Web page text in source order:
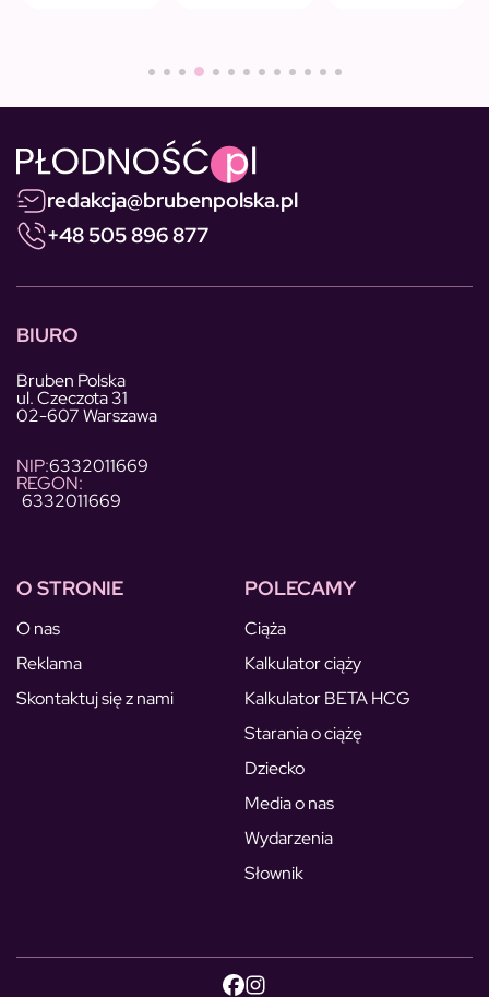
redakcja@brubenpolska.pl
+48 505 896 877
BIURO
Bruben Polska
ul. Czeczota 31
02-607 Warszawa
NIP:6332011669
REGON:
6332011669
O STRONIE
O nas
Reklama
Skontaktuj się z nami
POLECAMY
Ciąża
Kalkulator ciąży
Kalkulator BETA HCG
Starania o ciążę
Dziecko
Media o nas
Wydarzenia
Słownik